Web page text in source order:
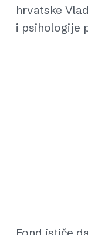
hrvatske
i psihologije